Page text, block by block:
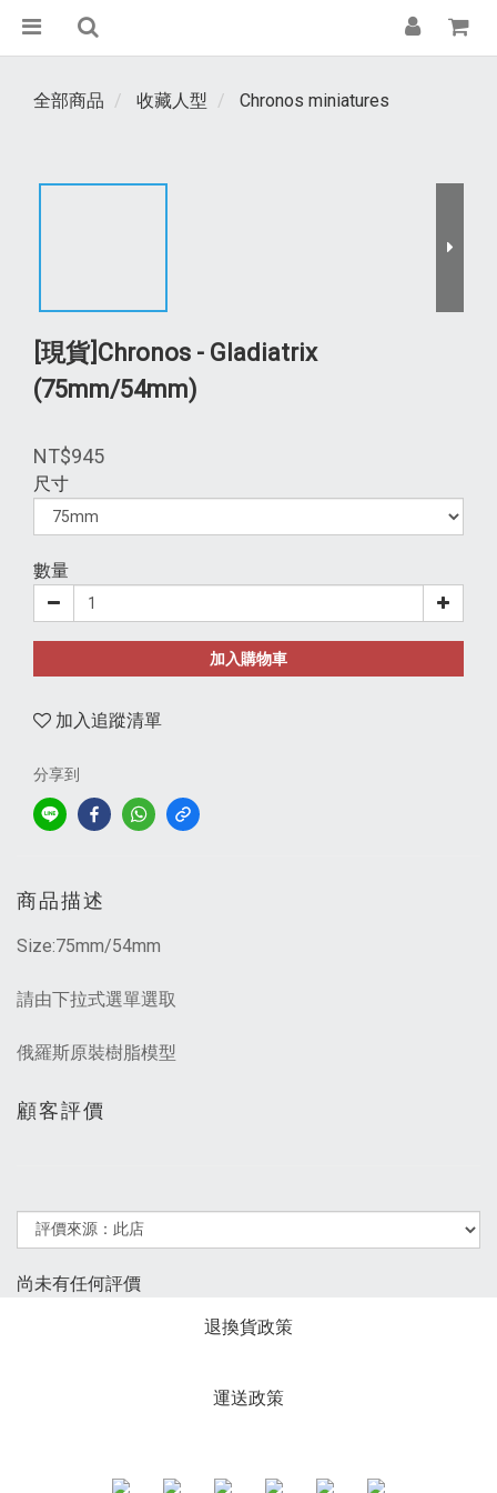
全部商品 收藏人型 Chronos miniatures
[現貨]Chronos - Gladiatrix
(75mm/54mm)
NT$945
尺寸
數量
加入購物車
加入追蹤清單
分享到
商品描述
Size:75mm/54mm
請由下拉式選單選取
俄羅斯原裝樹脂模型
顧客評價
尚未有任何評價
退換貨政策
運送政策